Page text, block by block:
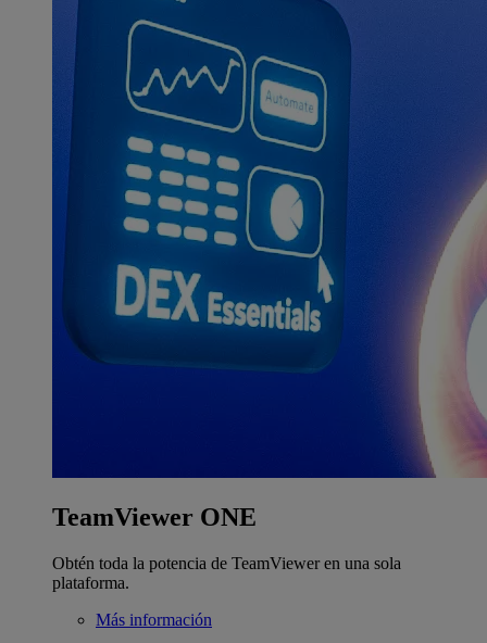
TeamViewer ONE
Obtén toda la potencia de TeamViewer en una sola
plataforma.
Más información